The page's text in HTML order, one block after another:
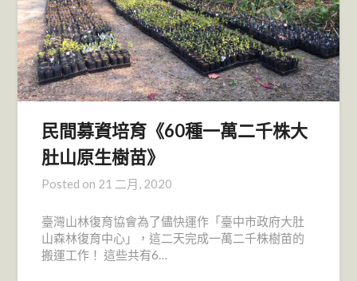
民間募資培育《60種一萬二千株大
肚山原生樹苗》
Posted on 21 二月, 2020
臺灣山林復育協會為了儘快運作「臺中市政府大肚
山森林復育中心」，這二天完成一萬二千株樹苗的
搬運工作！ 這些共有6…